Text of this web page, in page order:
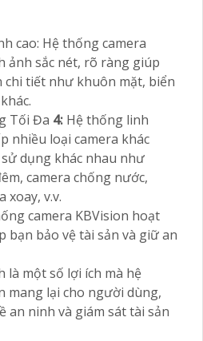
cao: Hệ thống camera
ảnh sắc nét, rõ ràng giúp
chi tiết như khuôn mặt, biển
Tối Đa 4: Hệ thống linh
nhiều loại camera khác
dụng khác nhau như
camera chống nước,
xoay, v.v.
camera KBVision hoạt
bạn bảo vệ tài sản và giữ an
là một số lợi ích mà hệ
mang lại cho người dùng,
an ninh và giám sát tài sản